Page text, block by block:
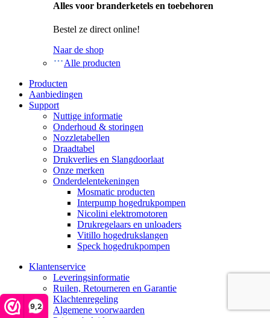
9,2
Alles voor branderketels en toebehoren
Bestel ze direct online!
Naar de shop
Alle producten
Producten
Aanbiedingen
Support
Nuttige informatie
Onderhoud & storingen
Nozzletabellen
Draadtabel
Drukverlies en Slangdoorlaat
Onze merken
Onderdelentekeningen
Mosmatic producten
Interpump hogedrukpompen
Nicolini elektromotoren
Drukregelaars en unloaders
Vitillo hogedrukslangen
Speck hogedrukpompen
Klantenservice
Leveringsinformatie
Ruilen, Retourneren en Garantie
Klachtenregeling
Algemene voorwaarden